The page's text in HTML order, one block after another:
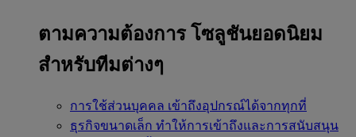
ตามความต้องการ โซลูชันยอดนิยม
สำหรับทีมต่างๆ
การใช้ส่วนบุคคล เข้าถึงอุปกรณ์ได้จากทุกที่
ธุรกิจขนาดเล็ก ทำให้การเข้าถึงและการสนับสนุน